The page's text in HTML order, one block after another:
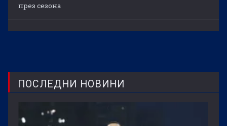
през сезона
ПОСЛЕДНИ НОВИНИ